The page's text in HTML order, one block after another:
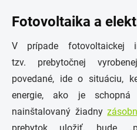
Fotovoltaika a
V prípade fotovoltaickej
tzv. prebytočnej
povedané, ide o situáciu,
energie, ako je
nainštalovaný žiadny